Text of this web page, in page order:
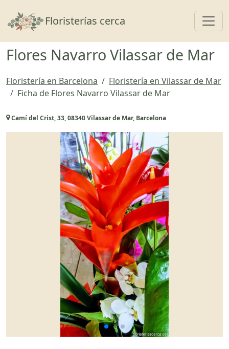
Floristerías cerca
Flores Navarro Vilassar de Mar
Floristería en Barcelona
Floristería en Vilassar de Mar
Ficha de Flores Navarro Vilassar de Mar
Camí del Crist, 33, 08340 Vilassar de Mar, Barcelona